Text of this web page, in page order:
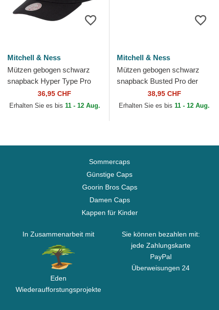
Mitchell & Ness
Mützen gebogen schwarz
snapback Hyper Type Pro
der Chicago Bulls NBA von
Mitchell & Ness
36,95 CHF
Erhalten Sie es bis 11 - 12 Aug.
Mitchell & Ness
Mützen gebogen schwarz
snapback Busted Pro der
Chicago Bulls NBA von
Mitchell & Ness
38,95 CHF
Erhalten Sie es bis 11 - 12 Aug.
Sommercaps
Günstige Caps
Goorin Bros Caps
Damen Caps
Kappen für Kinder
In Zusammenarbeit mit
Eden
Wiederaufforstungsprojekte
Sie können bezahlen mit:
jede Zahlungskarte
PayPal
Überweisungen 24